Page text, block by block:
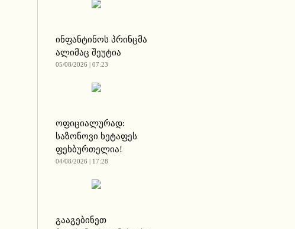
ინფანტინოს პრინცმა
ალიმაც შეუტია
05/08/2026 | 07:23
ოფიციალურად:
საზონოვი ხეტაფეს
ფეხბურთელია!
04/08/2026 | 17:28
გააგებინეთ